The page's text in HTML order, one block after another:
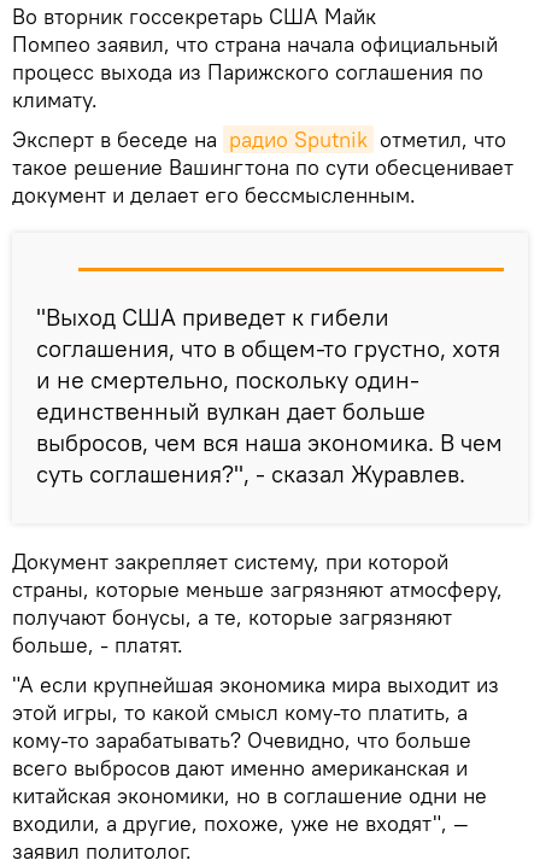
Во вторник госсекретарь США Майк
Помпео заявил, что страна начала официальный
процесс выхода из Парижского соглашения по
климату.
Эксперт в беседе на радио Sputnik отметил, что
такое решение Вашингтона по сути обесценивает
документ и делает его бессмысленным.
"Выход США приведет к гибели
соглашения, что в общем-то грустно, хотя
и не смертельно, поскольку один-
единственный вулкан дает больше
выбросов, чем вся наша экономика. В чем
суть соглашения?", - сказал Журавлев.
Документ закрепляет систему, при которой
страны, которые меньше загрязняют атмосферу,
получают бонусы, а те, которые загрязняют
больше, - платят.
"А если крупнейшая экономика мира выходит из
этой игры, то какой смысл кому-то платить, а
кому-то зарабатывать? Очевидно, что больше
всего выбросов дают именно американская и
китайская экономики, но в соглашение одни не
входили, а другие, похоже, уже не входят", ―
заявил политолог.